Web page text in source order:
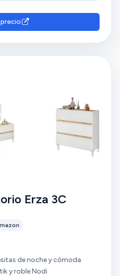
su calidad y durabilidad.
Erza 3C
de noche y cómoda
y roble Nodi